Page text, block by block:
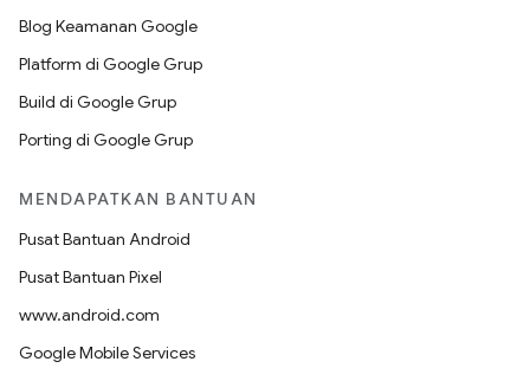
Blog Keamanan Google
Platform di Google Grup
Build di Google Grup
Porting di Google Grup
MENDAPATKAN BANTUAN
Pusat Bantuan Android
Pusat Bantuan Pixel
www.android.com
Google Mobile Services